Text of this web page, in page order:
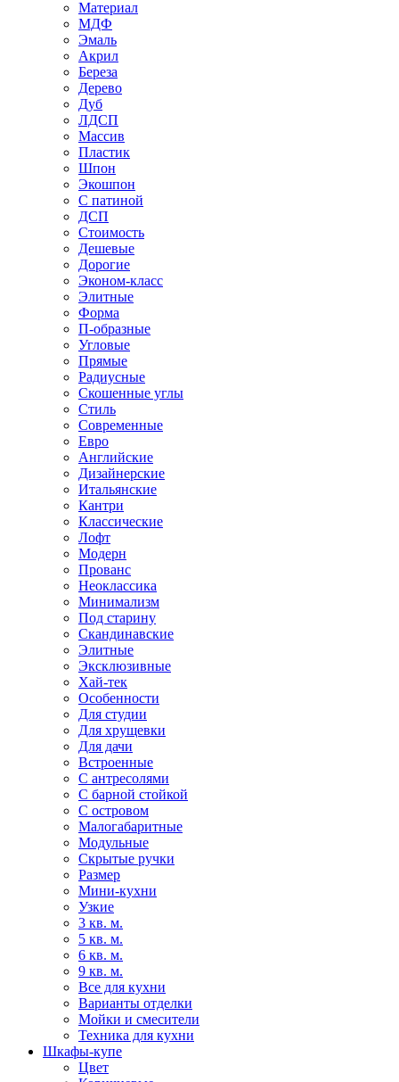
Материал
МДФ
Эмаль
Акрил
Береза
Дерево
Дуб
ЛДСП
Массив
Пластик
Шпон
Экошпон
С патиной
ДСП
Стоимость
Дешевые
Дорогие
Эконом-класс
Элитные
Форма
П-образные
Угловые
Прямые
Радиусные
Скошенные углы
Стиль
Современные
Евро
Английские
Дизайнерские
Итальянские
Кантри
Классические
Лофт
Модерн
Прованс
Неоклассика
Минимализм
Под старину
Скандинавские
Элитные
Эксклюзивные
Хай-тек
Особенности
Для студии
Для хрущевки
Для дачи
Встроенные
С антресолями
С барной стойкой
С островом
Малогабаритные
Модульные
Скрытые ручки
Размер
Мини-кухни
Узкие
3 кв. м.
5 кв. м.
6 кв. м.
9 кв. м.
Все для кухни
Варианты отделки
Мойки и смесители
Техника для кухни
Шкафы-купе
Цвет